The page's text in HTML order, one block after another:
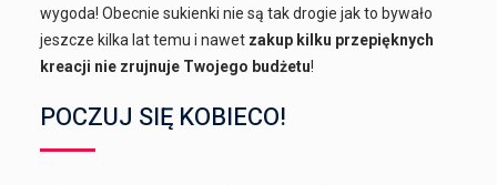
wygoda! Obecnie sukienki nie są tak drogie jak to bywało
jeszcze kilka lat temu i nawet zakup kilku przepięknych
kreacji nie zrujnuje Twojego budżetu!
POCZUJ SIĘ KOBIECO!